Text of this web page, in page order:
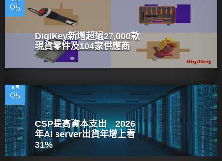
05
DigiKey新增超過27,000款
現貨零件及104家供應商
8 月
05
CSP提高資本支出 2026
年AI server出貨年增上看
31%